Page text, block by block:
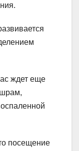
ждет еще
посещение